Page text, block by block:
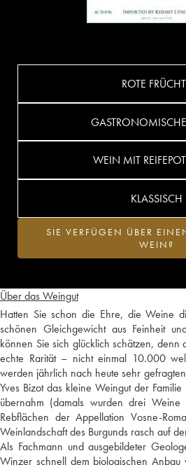
Über das Weingut
Hatten Sie schon die Ehre, die Weine
schönen Gleichgewicht aus Feinheit
können Sie sich glücklich schätzen, denn
echte Rarität – nicht einmal 10.000
werden jährlich nach heute sehr
Yves Bizot das kleine Weingut der
übernahm (damals wurden drei
Rebflächen der Appellation Vosne-
Weinlandschaft des Burgunds rasch auf
Als Fachmann und ausgebildeter
Winzer schnell dem biologischen
ROTE
WEIN MIT
KLASSISCH
SIE VERFÜGEN ÜBER
WEIN?